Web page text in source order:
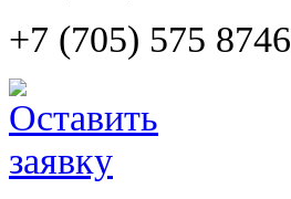
+7 (705) 575 8746